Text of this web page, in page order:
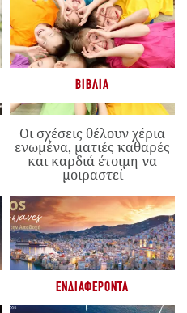
ΒΙΒΛΊΑ
Οι σχέσεις θέλουν χέρια
ενωμένα, ματιές καθαρές
και καρδιά έτοιμη να
μοιραστεί
ΕΝΔΙΑΦΈΡΟΝΤΑ